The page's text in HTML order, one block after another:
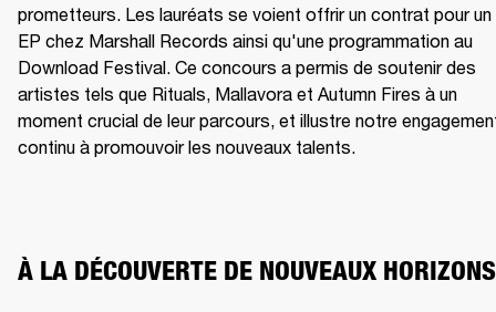
prometteurs. Les lauréats se voient offrir un contrat pour un
EP chez Marshall Records ainsi qu'une programmation au
Download Festival. Ce concours a permis de soutenir des
artistes tels que Rituals, Mallavora et Autumn Fires à un
moment crucial de leur parcours, et illustre notre
continu à promouvoir les nouveaux talents.
À LA DÉCOUVERTE DE NOUVEAUX HORIZONS